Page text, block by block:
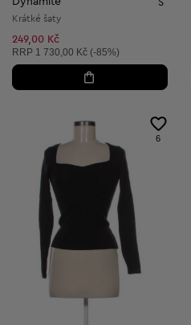
S
Krátké šaty
249,00 Kč
Doporučená cena:
RRP 1 730,00 Kč (-85%)
6